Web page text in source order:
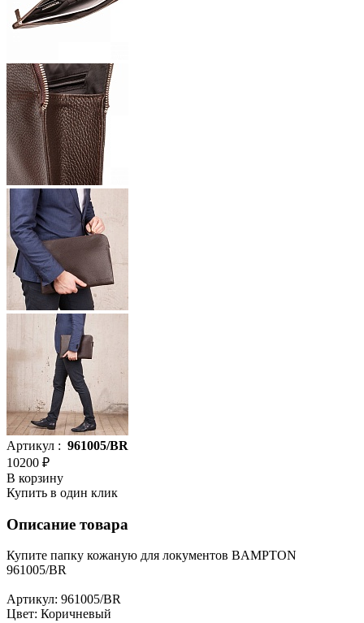
Артикул : 961005/BR
10200 ₽
В корзину
Купить в один клик
Описание товара
Купите папку кожаную для локументов BAMPTON
961005/BR
Артикул: 961005/BR
Цвет: Коричневый